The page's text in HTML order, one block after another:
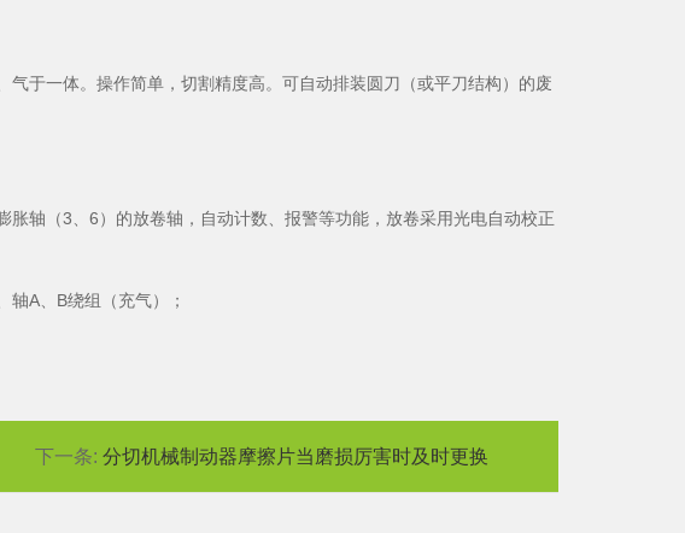
于一体。操作简单，切割精度高。可自动排装圆刀（或平刀结构）的废
轴（3、6）的放卷轴，自动计数、报警等功能，放卷采用光电自动校正
A、B绕组（充气）；
下一条:分切机械制动器摩擦片当磨损厉害时及时更换